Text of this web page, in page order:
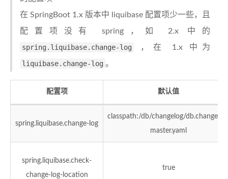
在 SpringBoot 1.x 版本中 liquibase 配置项少一些，且
配置项没有 spring，如 2.x 中的
spring.liquibase.change-log
，在 1.x 中为
liquibase.change-log 。
配置项 默认值
spring.liquibase.change-log
classpath:/db/changelog/
master.yaml
spring.liquibase.check-
change-log-location
true